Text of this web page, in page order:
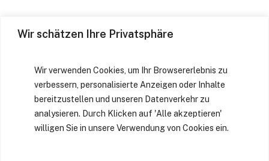
Wir schätzen Ihre Privatsphäre
Wir verwenden Cookies, um Ihr Browsererlebnis zu
verbessern, personalisierte Anzeigen oder Inhalte
bereitzustellen und unseren Datenverkehr zu
analysieren. Durch Klicken auf 'Alle akzeptieren'
willigen Sie in unsere Verwendung von Cookies ein.